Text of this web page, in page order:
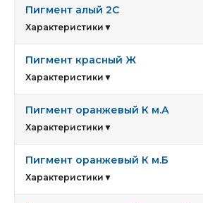
Пигмент алый 2С
Характеристики ▼
Пигмент красный Ж
Характеристики ▼
Пигмент оранжевый К м.А
Характеристики ▼
Пигмент оранжевый К м.Б
Характеристики ▼